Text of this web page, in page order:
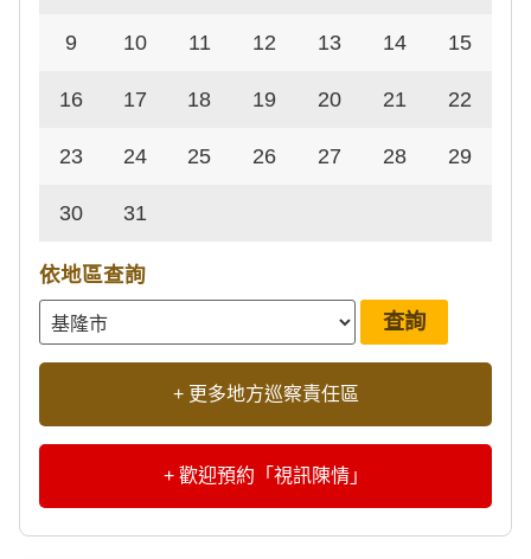
9 10 11 12 13 14 15
16 17 18 19 20 21 22
23 24 25 26 27 28 29
30 31
依地區查詢
+ 更多地方巡察責任區
+ 歡迎預約「視訊陳情」